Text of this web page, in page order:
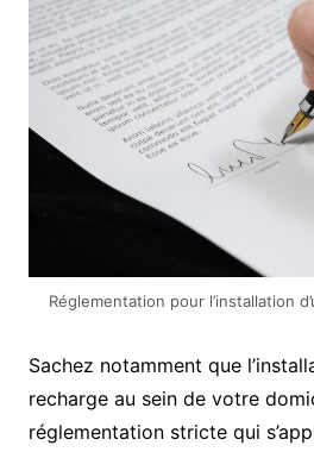
Réglementation pour l’installation
Sachez notamment que
recharge au sein de votre
réglementation stricte qui